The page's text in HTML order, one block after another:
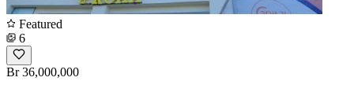
Featured
6
Br 36,000,000